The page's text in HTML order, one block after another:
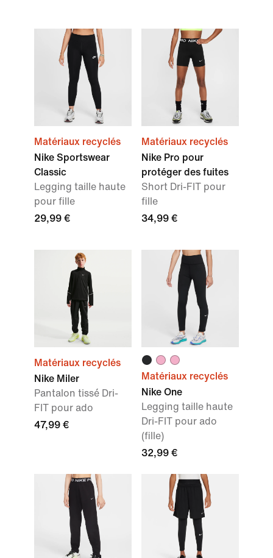
Matériaux recyclés
Nike Sportswear
Classic
Legging taille haute
pour fille
29,99 €
Matériaux recyclés
Nike Pro pour
protéger des fuites
Short Dri-FIT pour
fille
34,99 €
Matériaux recyclés
Nike Miler
Pantalon tissé Dri-
FIT pour ado
47,99 €
Matériaux recyclés
Nike One
Legging taille haute
Dri-FIT pour ado
(fille)
32,99 €